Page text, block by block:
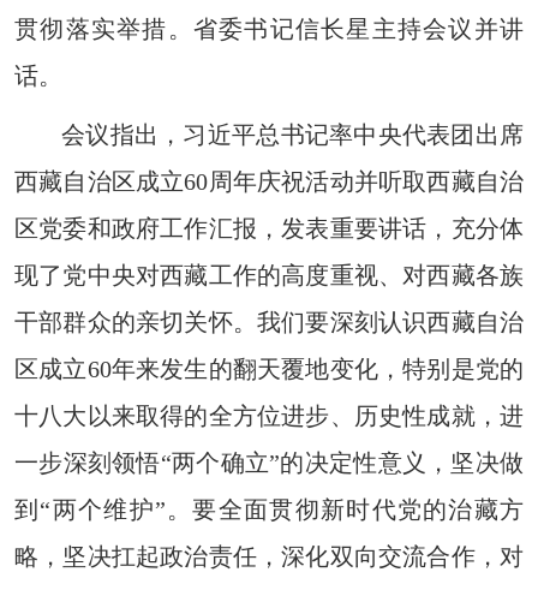
贯彻落实举措。省委书记信长星主持会议并讲
话。
会议指出，习近平总书记率中央代表团出席
西藏自治区成立60周年庆祝活动并听取西藏自治
区党委和政府工作汇报，发表重要讲话，充分体
现了党中央对西藏工作的高度重视、对西藏各族
干部群众的亲切关怀。我们要深刻认识西藏自治
区成立60年来发生的翻天覆地变化，特别是党的
十八大以来取得的全方位进步、历史性成就，进
一步深刻领悟“两个确立”的决定性意义，坚决做
到“两个维护”。要全面贯彻新时代党的治藏方
略，坚决扛起政治责任，深化双向交流合作，对